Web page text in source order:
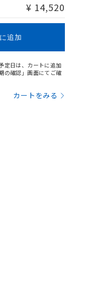
¥ 14,520
追加
定日は、カートに追加
の確認」画面にてご確
カートをみる